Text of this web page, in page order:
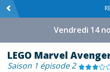
Vendredi 14
LEGO Marvel
Saison 1 épisode 2